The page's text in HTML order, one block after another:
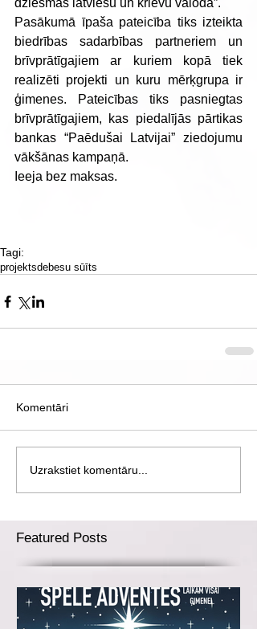
dziesmas latviešu un krievu valodā”.
Pasākumā īpaša pateicība tiks izteikta
biedrības sadarbības partneriem un
brīvprātīgajiem ar kuriem kopā tiek
realizēti projekti un kuru mērķgrupa ir
ģimenes. Pateicības tiks pasniegtas
brīvprātīgajiem, kas piedalījās pārtikas
bankas “Paēdušai Latvijai” ziedojumu
vākšānas kampaņā.
Ieeja bez maksas.
Tagi:
projektsdebesu sūīts
Komentāri
Uzrakstiet komentāru...
Featured Posts